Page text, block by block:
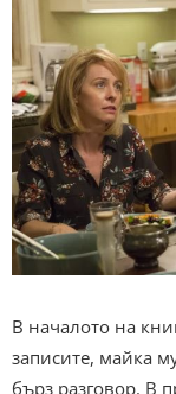
В началото на
записите, майка
бърз разговор. В